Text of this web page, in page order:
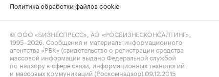
Политика обработки файлов cookie
© ООО «БИЗНЕСПРЕСС», АО «РОСБИЗНЕСКОНСАЛТИНГ»,
1995–2026. Сообщения и материалы информационного
агентства «РБК» (свидетельство о регистрации средства
массовой информации выдано Федеральной службой
по надзору в сфере связи, информационных технологий
и массовых коммуникаций (Роскомнадзор) 09.12.2015